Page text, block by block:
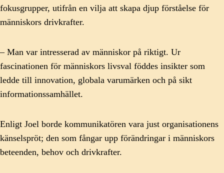
fokusgrupper, utifrån en vilja att skapa djup förståelse för
människors drivkrafter.
– Man var intresserad av människor på riktigt. Ur
fascinationen för människors livsval föddes insikter som
ledde till innovation, globala varumärken och på sikt
informationssamhället.
Enligt Joel borde kommunikatören vara just organisationens
känselspröt; den som fångar upp förändringar i människors
beteenden, behov och drivkrafter.